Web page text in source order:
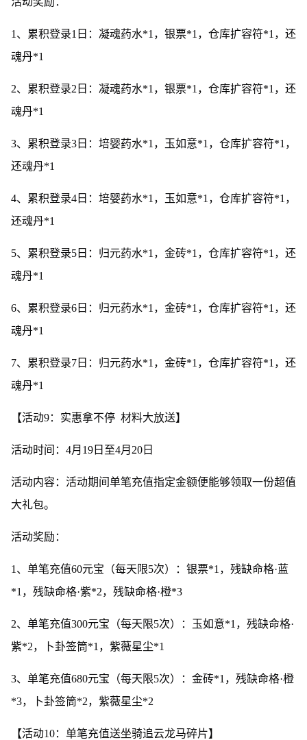
1、累积登录1日：凝魂药水*1，银票*1，仓库扩容符*1，还
魂丹*1
2、累积登录2日：凝魂药水*1，银票*1，仓库扩容符*1，还
魂丹*1
3、累积登录3日：培婴药水*1，玉如意*1，仓库扩容符*1，
还魂丹*1
4、累积登录4日：培婴药水*1，玉如意*1，仓库扩容符*1，
还魂丹*1
5、累积登录5日：归元药水*1，金砖*1，仓库扩容符*1，还
魂丹*1
6、累积登录6日：归元药水*1，金砖*1，仓库扩容符*1，还
魂丹*1
7、累积登录7日：归元药水*1，金砖*1，仓库扩容符*1，还
魂丹*1
【活动9：实惠拿不停 材料大放送】
活动时间：4月19日至4月20日
活动内容：活动期间单笔充值指定金额便能够领取一份超值
大礼包。
活动奖励：
1、单笔充值60元宝（每天限5次）：银票*1，残缺命格·蓝
*1，残缺命格·紫*2，残缺命格·橙*3
2、单笔充值300元宝（每天限5次）：玉如意*1，残缺命格·
紫*2，卜卦签筒*1，紫薇星尘*1
3、单笔充值680元宝（每天限5次）：金砖*1，残缺命格·橙
*3，卜卦签筒*2，紫薇星尘*2
【活动10：单笔充值送坐骑追云龙马碎片】